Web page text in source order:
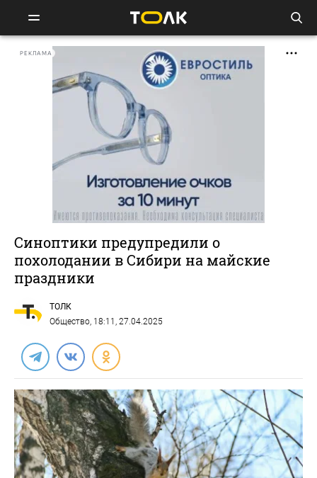
РЕКЛАМА
Синоптики предупредили о
похолодании в Сибири на майские
праздники
ТОЛК
Общество, 18:11, 27.04.2025